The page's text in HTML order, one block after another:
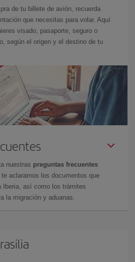
de tu billete de avión, recuerda
que necesitas para volar. Aquí
visado, pasaporte, seguro o
según el origen y el destino de tu
nuestras preguntas frecuentes
te aclaramos los documentos que
Iberia, así como los trámites
la migración y aduanas.